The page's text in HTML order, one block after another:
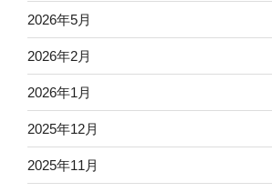
2026年5月
2026年2月
2026年1月
2025年12月
2025年11月